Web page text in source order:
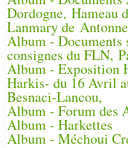
Dordogne, Hameau
Lanmary de
Album - Documents
consignes du FLN,
Album - Exposition
Harkis- du 16 Avril
Besnaci-Lancou,
Album - Forum des
Album - Harkettes
Album - Méchoui